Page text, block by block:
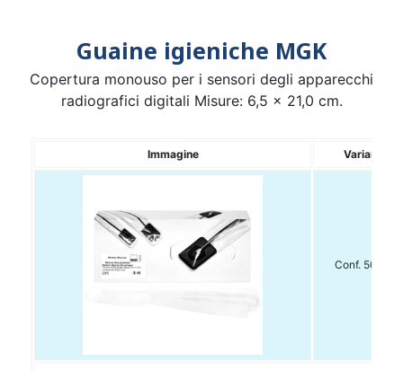
Guaine igieniche MGK
Copertura monouso per i sensori degli apparecchi
radiografici digitali Misure: 6,5 x 21,0 cm.
Immagine Variante
Conf. 500pz